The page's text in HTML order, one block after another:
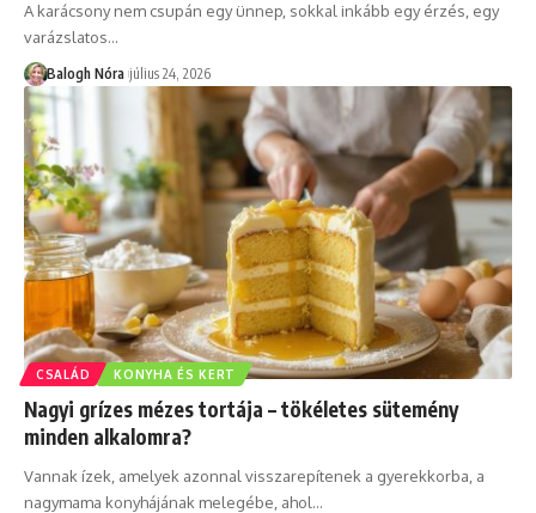
A karácsony nem csupán egy ünnep, sokkal inkább egy érzés, egy
varázslatos…
Balogh Nóra július 24, 2026
CSALÁD KONYHA ÉS KERT
Nagyi grízes mézes tortája – tökéletes sütemény
minden alkalomra?
Vannak ízek, amelyek azonnal visszarepítenek a gyerekkorba, a
nagymama konyhájának melegébe, ahol…